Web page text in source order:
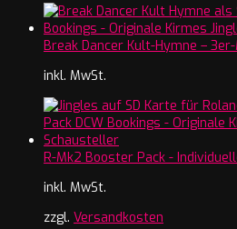
Break Dancer Kult-Hymne –
inkl. MwSt.
R-Mk2 Booster Pack -
inkl. MwSt.
zzgl. Versandkosten